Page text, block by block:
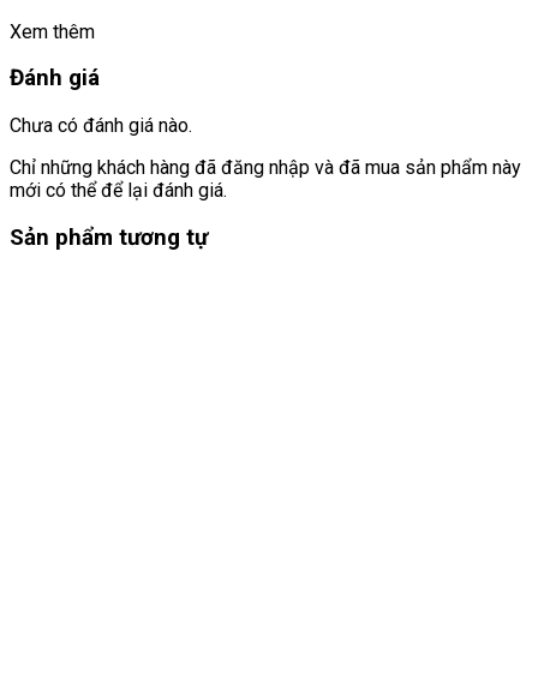
Xem thêm
Đánh giá
Chưa có đánh giá nào.
Chỉ những khách hàng đã đăng nhập và đã mua sản phẩm này
mới có thể để lại đánh giá.
Sản phẩm tương tự